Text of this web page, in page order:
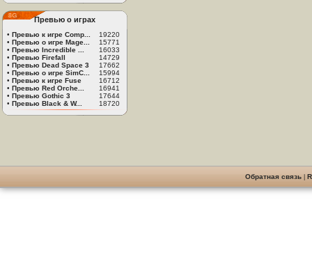
Превью о играх
• Превью к игре Comp...
19220
• Превью о игре Mage...
15771
• Превью Incredible ...
16033
• Превью Firefall
14729
• Превью Dead Space 3
17662
• Превью о игре SimC...
15994
• Превью к игре Fuse
16712
• Превью Red Orche...
16941
• Превью Gothic 3
17644
• Превью Black & W... 18720
Обратная связь